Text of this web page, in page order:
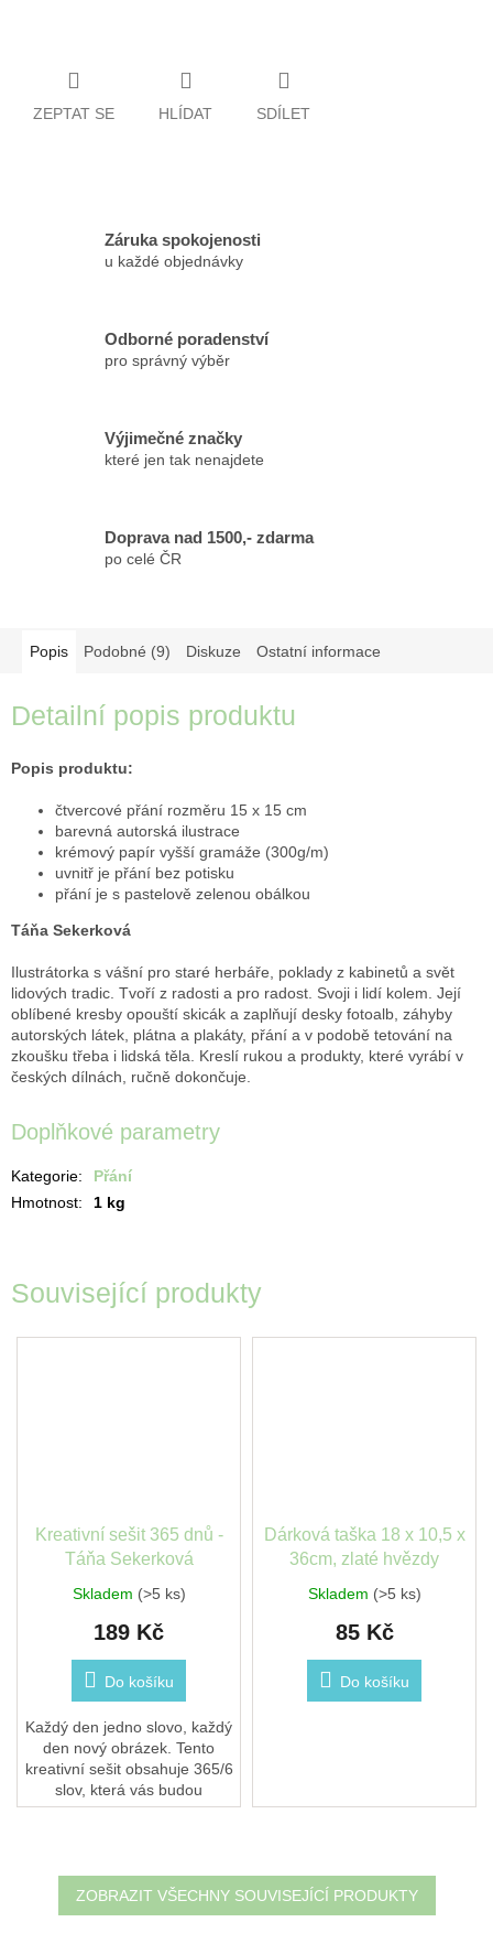
ZEPTAT SE HLÍDAT SDÍLET
Záruka spokojenosti
u každé objednávky
Odborné poradenství
pro správný výběr
Výjimečné značky
které jen tak nenajdete
Doprava nad 1500,- zdarma
po celé ČR
Související produkty
Kreativní sešit 365 dnů -
Táňa Sekerková
Skladem (>5 ks)
189 Kč
Do košíku
Každý den jedno slovo, každý
den nový obrázek. Tento
kreativní sešit obsahuje 365/6
slov, která vás budou
inspirovat ke kreslení,
Dárková taška 18 x 10,5 x
36cm, zlaté hvězdy
Skladem (>5 ks)
85 Kč
Do košíku
ZOBRAZIT VŠECHNY SOUVISEJÍCÍ PRODUKTY
Popis Podobné (9) Diskuze Ostatní informace
Detailní popis produktu
Popis produktu:
čtvercové přání rozměru 15 x 15 cm
barevná autorská ilustrace
krémový papír vyšší gramáže (300g/m)
uvnitř je přání bez potisku
přání je s pastelově zelenou obálkou
Táňa Sekerková
Ilustrátorka s vášní pro staré herbáře, poklady z kabinetů a svět
lidových tradic. Tvoří z radosti a pro radost. Svoji i lidí kolem. Její
oblíbené kresby opouští skicák a zaplňují desky fotoalb, záhyby
autorských látek, plátna a plakáty, přání a v podobě tetování na
zkoušku třeba i lidská těla. Kreslí rukou a produkty, které vyrábí v
českých dílnách, ručně dokončuje.
Doplňkové parametry
Kategorie:
Přání
Hmotnost: 1 kg